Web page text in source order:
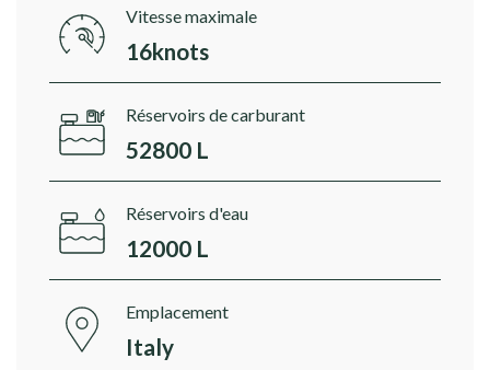
Vitesse maximale
16knots
Réservoirs de carburant
52800 L
Réservoirs d'eau
12000 L
Emplacement
Italy